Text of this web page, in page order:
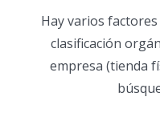
Hay varios
clasificación
empresa (tienda